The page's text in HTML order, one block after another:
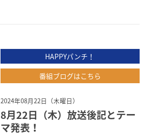
HAPPYパンチ！
番組ブログはこちら
2024年08月22日（木曜日）
8月22日（木）放送後記とテー
マ発表！